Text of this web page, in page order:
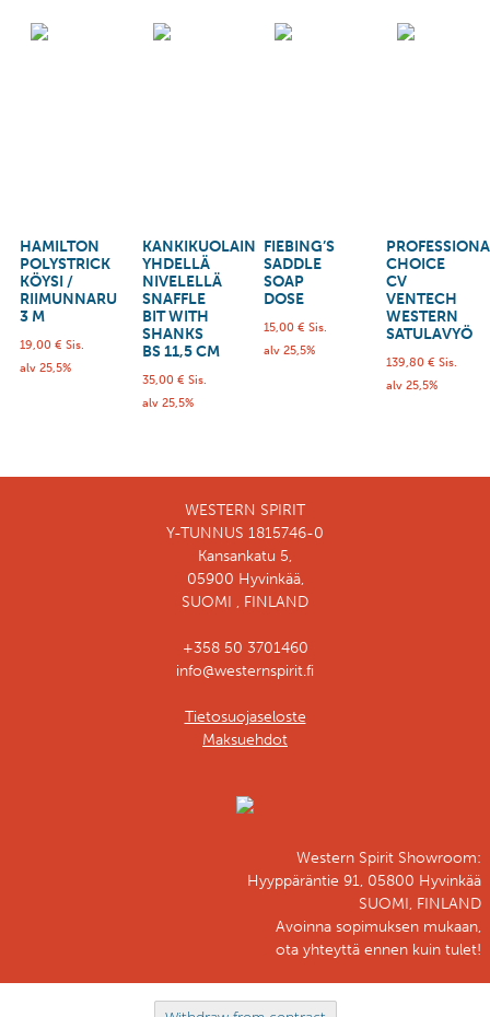
HAMILTON
POLYSTRICK
KÖYSI /
RIIMUNNARU
3 M
19,00 € Sis.
alv 25,5%
KANKIKUOLAIN
YHDELLÄ
NIVELELLÄ
SNAFFLE
BIT WITH
SHANKS
BS 11,5 CM
35,00 € Sis.
alv 25,5%
FIEBING’S
SADDLE
SOAP
DOSE
15,00€ Sis.
alv 25,5%
CHOICE
CV
VENTECH
WESTERN
SATULAVYÖ
139,80 € Sis.
alv 25,5%
WESTERN SPIRIT
Y-TUNNUS 1815746-0
Kansankatu 5,
05900 Hyvinkää,
SUOMI , FINLAND
+358 50 3701460
info@westernspirit.fi
Tietosuojaseloste
Maksuehdot
Western Spirit Showroom:
Hyyppäräntie 91, 05800 Hyvinkää
SUOMI, FINLAND
Avoinna sopimuksen mukaan,
ota yhteyttä ennen kuin tulet!